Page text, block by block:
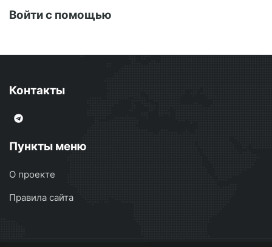
Войти с помощью
Контакты
Пункты меню
О проекте
Правила сайта